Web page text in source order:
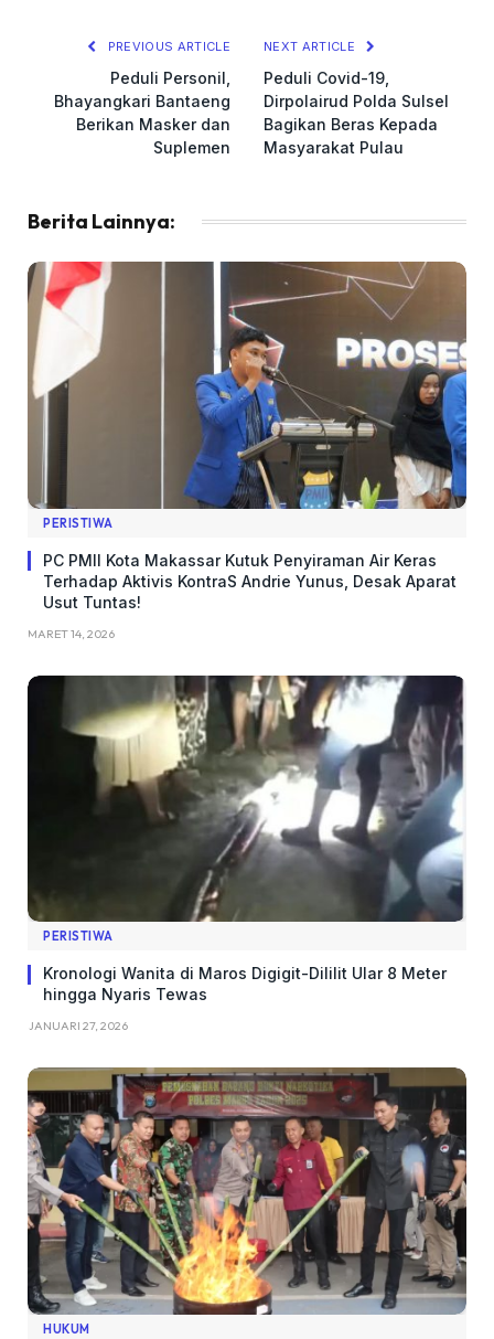
PREVIOUS ARTICLE
Peduli Personil,
Bhayangkari Bantaeng
Berikan Masker dan
Suplemen
NEXT ARTICLE
Peduli Covid-19,
Dirpolairud Polda Sulsel
Bagikan Beras Kepada
Masyarakat Pulau
Berita Lainnya:
PERISTIWA
PC PMII Kota Makassar Kutuk Penyiraman Air Keras
Terhadap Aktivis KontraS Andrie Yunus, Desak Aparat
Usut Tuntas!
MARET 14, 2026
PERISTIWA
Kronologi Wanita di Maros Digigit-Dililit Ular 8 Meter
hingga Nyaris Tewas
JANUARI 27, 2026
HUKUM